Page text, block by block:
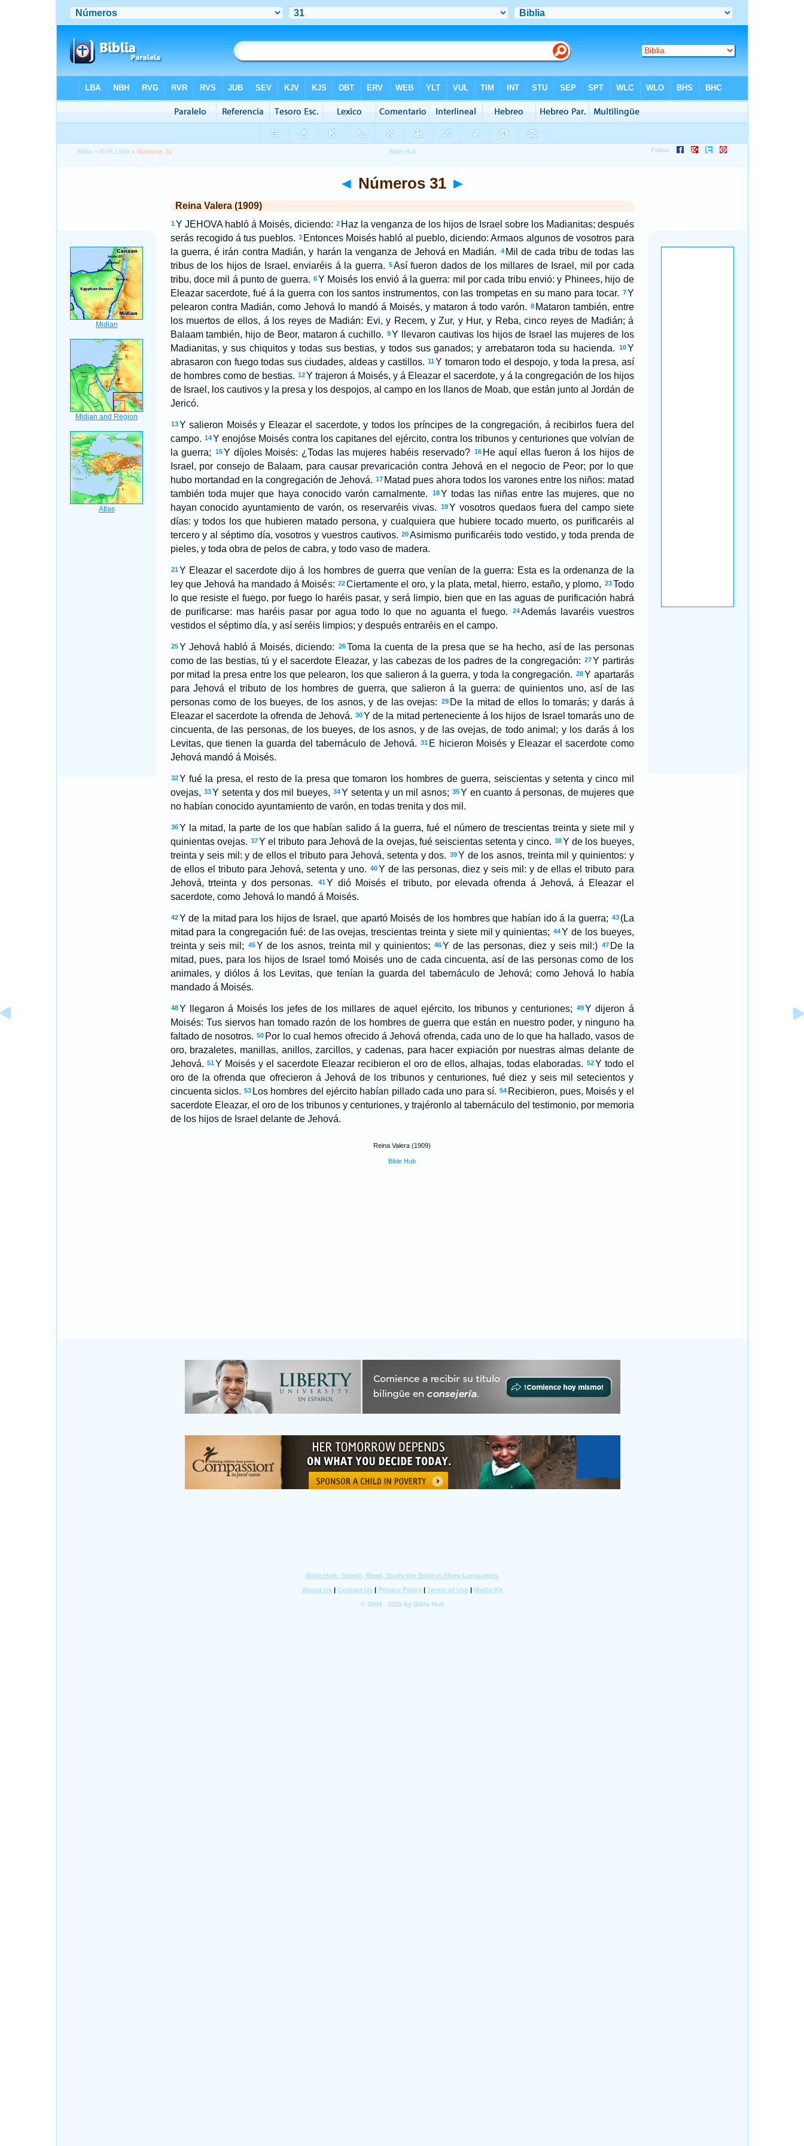
Biblia > RVR 1909 > Números 31
◄ Números 31 ►
Reina Valera (1909)
1 Y JEHOVA habló á Moisés, diciendo: 2 Haz la venganza de los hijos de Israel sobre los Madianitas; después
serás recogido á tus pueblos. 3 Entonces Moisés habló al pueblo, diciendo: Armaos algunos de vosotros para
la guerra, é irán contra Madián, y harán la venganza de Jehová en Madián.
4 Mil de cada tribu de todas las
tribus de los hijos de Israel, enviaréis á la guerra. 5Así fueron dados de los millares de Israel, mil por cada
tribu, doce mil á punto de guerra. 6Y Moisés los envió á la guerra: mil por cada tribu envió: y Phinees, hijo de
Eleazar sacerdote, fué á la guerra con los santos instrumentos, con las trompetas en su mano para tocar. 7 Y
pelearon contra Madián, como Jehová lo mandó á Moisés, y mataron á todo varón. 8 Mataron también, entre
los muertos de ellos, á los reyes de Madián: Evi, y Recem, y Zur, y Hur, y Reba, cinco reyes de Madián; á
Balaam también, hijo de Beor, mataron á cuchillo. 9Y llevaron cautivas los hijos de Israel las mujeres de los
Madianitas, y sus chiquitos y todas sus bestias, y todos sus ganados; y arrebataron toda su hacienda.
10 Y
abrasaron con fuego todas sus ciudades, aldeas y castillos. 11Y tomaron todo el despojo, y toda la presa, así
de hombres como de bestias. 12 Y trajeron á Moisés, y á Eleazar el sacerdote, y á la congregación de los hijos
de Israel, los cautivos y la presa y los despojos, al campo en los llanos de Moab, que están junto al Jordán de
Jericó.
13 Y salieron Moisés y Eleazar el sacerdote, y todos los príncipes de la congregación, á recibirlos fuera del
campo. 14Y enojóse Moisés contra los capitanes del ejército, contra los tribunos y centuriones que volvían de
la guerra;
15Y díjoles Moisés: ¿Todas las mujeres habéis reservado? 16 He aquí ellas fueron á los hijos de
Israel, por consejo de Balaam, para causar prevaricación contra Jehová en el negocio de Peor; por lo que
hubo mortandad en la congregación de Jehová. 17 Matad pues ahora todos los varones entre los niños: matad
también toda mujer que haya conocido varón carnalmente.
18 Y todas las niñas entre las mujeres, que no
hayan conocido ayuntamiento de varón, os reservaréis vivas.
19Y vosotros quedaos fuera del campo siete
días: y todos los que hubieren matado persona, y cualquiera que hubiere tocado muerto, os purificaréis al
tercero y al séptimo día, vosotros y vuestros cautivos. 20Asimismo purificaréis todo vestido, y toda prenda de
pieles, y toda obra de pelos de cabra, y todo vaso de madera.
21 Y Eleazar el sacerdote dijo á los hombres de guerra que venían de la guerra: Esta es la ordenanza de la
ley que Jehová ha mandado á Moisés: 22Ciertamente el oro, y la plata, metal, hierro, estaño, y plomo, 23 Todo
lo que resiste el fuego, por fuego lo haréis pasar, y será limpio, bien que en las aguas de purificación habrá
de purificarse: mas haréis pasar por agua todo lo que no aguanta el fuego.
24 Además lavaréis vuestros
vestidos el séptimo día, y así seréis limpios; y después entraréis en el campo.
25 Y Jehová habló á Moisés, diciendo: 26Toma la cuenta de la presa que se ha hecho, así de las personas
como de las bestias, tú y el sacerdote Eleazar, y las cabezas de los padres de la congregación: 27Y partirás
por mitad la presa entre los que pelearon, los que salieron á la guerra, y toda la congregación. 28Y apartarás
para Jehová el tributo de los hombres de guerra, que salieron á la guerra: de quinientos uno, así de las
personas como de los bueyes, de los asnos, y de las ovejas:
29 De la mitad de ellos lo tomarás; y darás á
Eleazar el sacerdote la ofrenda de Jehová. 30Y de la mitad perteneciente á los hijos de Israel tomarás uno de
cincuenta, de las personas, de los bueyes, de los asnos, y de las ovejas, de todo animal; y los darás á los
Levitas, que tienen la guarda del tabernáculo de Jehová.
31 E hicieron Moisés y Eleazar el sacerdote como
Jehová mandó á Moisés.
32 Y fué la presa, el resto de la presa que tomaron los hombres de guerra, seiscientas y setenta y cinco mil
ovejas, 33Y setenta y dos mil bueyes, 34Y setenta y un mil asnos; 35Y en cuanto á personas, de mujeres que
no habían conocido ayuntamiento de varón, en todas trenita y dos mil.
36 Y la mitad, la parte de los que habían salido á la guerra, fué el número de trescientas treinta y siete mil y
quinientas ovejas. 37Y el tributo para Jehová de la ovejas, fué seiscientas setenta y cinco. 38Y de los bueyes,
treinta y seis mil: y de ellos el tributo para Jehová, setenta y dos. 39Y de los asnos, treinta mil y quinientos: y
de ellos el tributo para Jehová, setenta y uno. 40Y de las personas, diez y seis mil: y de ellas el tributo para
Jehová, trteinta y dos personas.
41Y dió Moisés el tributo, por elevada ofrenda á Jehová, á Eleazar el
sacerdote, como Jehová lo mandó á Moisés.
42 Y de la mitad para los hijos de Israel, que apartó Moisés de los hombres que habían ido á la guerra; 43 (La
mitad para la congregación fué: de las ovejas, trescientas treinta y siete mil y quinientas; 44Y de los bueyes,
treinta y seis mil;
45Y de los asnos, treinta mil y quinientos; 46Y de las personas, diez y seis mil:) 47 De la
mitad, pues, para los hijos de Israel tomó Moisés uno de cada cincuenta, así de las personas como de los
animales, y diólos á los Levitas, que tenían la guarda del tabernáculo de Jehová; como Jehová lo había
mandado á Moisés.
48 Y llegaron á Moisés los jefes de los millares de aquel ejército, los tribunos y centuriones; 49Y dijeron á
Moisés: Tus siervos han tomado razón de los hombres de guerra que están en nuestro poder, y ninguno ha
faltado de nosotros. 50 Por lo cual hemos ofrecido á Jehová ofrenda, cada uno de lo que ha hallado, vasos de
oro, brazaletes, manillas, anillos, zarcillos, y cadenas, para hacer expiación por nuestras almas delante de
Jehová. 51 Y Moisés y el sacerdote Eleazar recibieron el oro de ellos, alhajas, todas elaboradas. 52Y todo el
oro de la ofrenda que ofrecieron á Jehová de los tribunos y centuriones, fué diez y seis mil setecientos y
cincuenta siclos. 53 Los hombres del ejército habían pillado cada uno para sí. 54 Recibieron, pues, Moisés y el
sacerdote Eleazar, el oro de los tribunos y centuriones, y trajéronlo al tabernáculo del testimonio, por memoria
de los hijos de Israel delante de Jehová.
Reina Valera (1909)
Bible Hub